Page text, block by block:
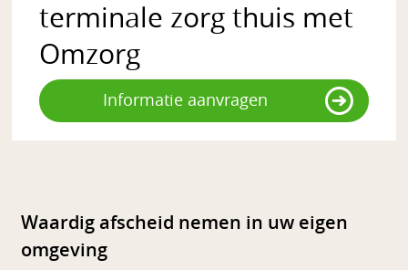
terminale zorg thuis met
Omzorg
Informatie aanvragen
Waardig afscheid nemen in uw eigen
omgeving